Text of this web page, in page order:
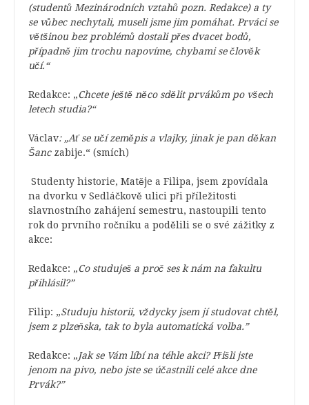
(studentů Mezinárodních vztahů pozn. Redakce) a ty
se vůbec nechytali, museli jsme jim pomáhat. Prváci se
většinou bez problémů dostali přes dvacet bodů,
případně jim trochu napovíme, chybami se člověk
učí.“
Redakce: „Chcete ještě něco sdělit prvákům po všech
letech studia?“
Václav: „Ať se učí zeměpis a vlajky, jinak je pan děkan
Šanczabije.“ (smích)
Studenty historie, Matěje a Filipa, jsem zpovídala
na dvorku v Sedláčkově ulici při příležitosti
slavnostního zahájení semestru, nastoupili tento
rok do prvního ročníku a podělili se o své zážitky z
akce:
Redakce: „Co studuješ a proč ses k nám na fakultu
přihlásil?”
Filip: „Studuju historii, vždycky jsem jí studovat chtěl,
jsem z plzeňska, tak to byla automatická volba.”
Redakce: „Jak se Vám líbí na téhle akci? Přišli jste
jenom na pivo, nebo jste se účastnili celé akce dne
Prvák?”